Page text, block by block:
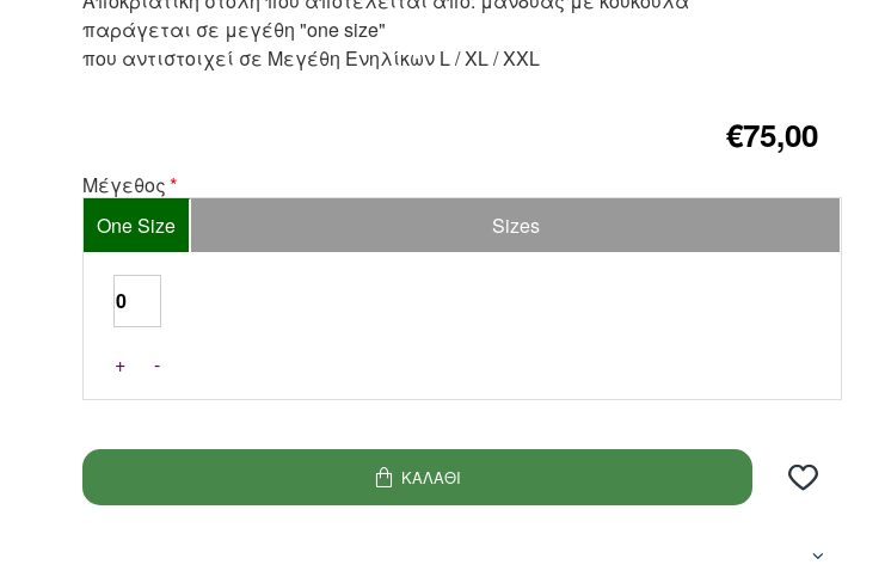
παράγεται σε μεγέθη "one size"
που αντιστοιχεί σε Μεγέθη Ενηλίκων L / XL / XXL
€75,00
Μέγεθος
One Size
Sizes
+ -
ΚΑΛΆΘΙ